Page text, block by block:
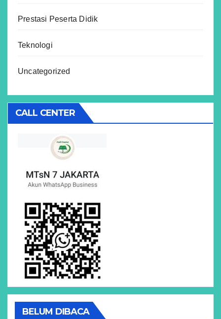
Prestasi Peserta Didik
Teknologi
Uncategorized
CALL CENTER
BELUM DIBACA